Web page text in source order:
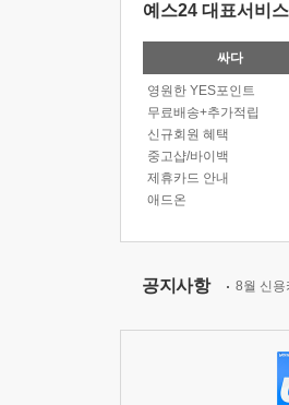
예스24 대표서비스
싸다
영원한 YES포인트
무료배송+추가적립
신규회원 혜택
중고샵/바이백
제휴카드 안내
애드온
공지사항 8월 신용